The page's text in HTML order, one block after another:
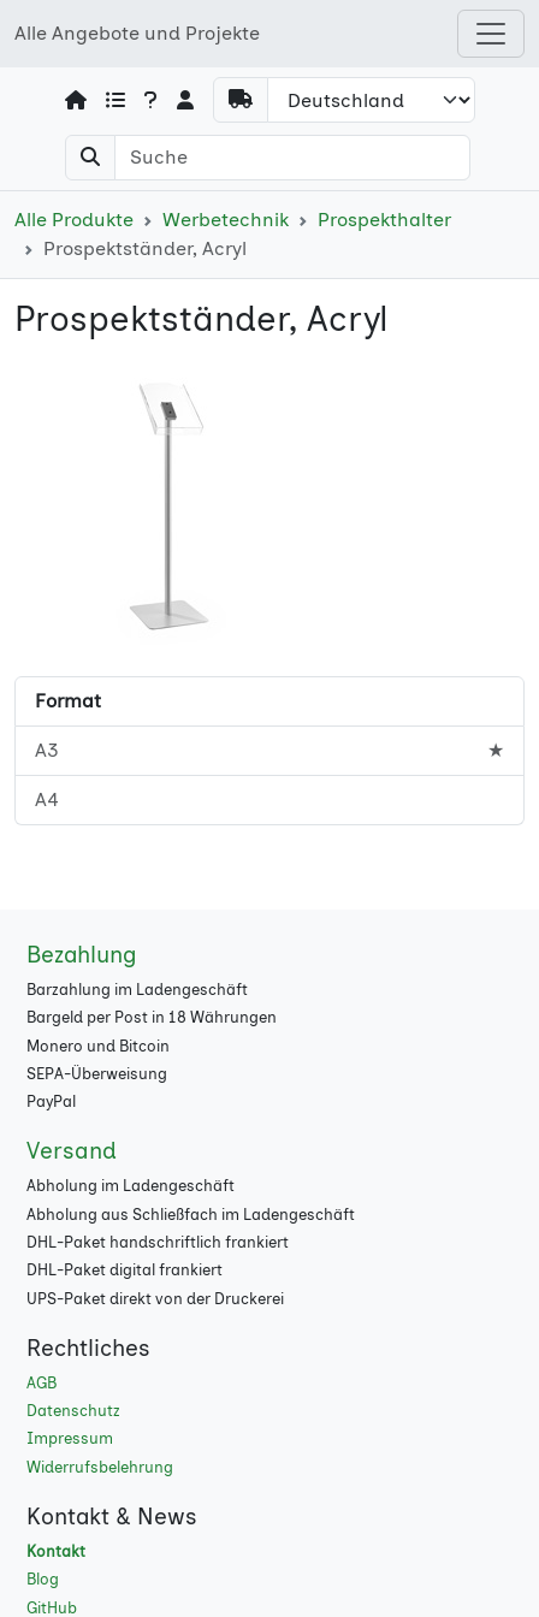
Alle Angebote und Projekte
Open shops menu
Alle Produkte Werbetechnik
Prospekthalter
Prospektständer, Acryl
Prospektständer, Acryl
Format
A3 ★
A4
Bezahlung
Barzahlung im Ladengeschäft
Bargeld per Post in 18 Währungen
Monero und Bitcoin
SEPA-Überweisung
PayPal
Versand
Abholung im Ladengeschäft
Abholung aus Schließfach im Ladengeschäft
DHL-Paket handschriftlich frankiert
DHL-Paket digital frankiert
UPS-Paket direkt von der Druckerei
Rechtliches
AGB
Datenschutz
Impressum
Widerrufsbelehrung
Kontakt & News
Kontakt
Blog
GitHub